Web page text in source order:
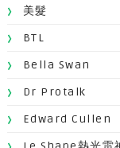
美髮
BTL
Bella Swan
Dr Protalk
Edward Cullen